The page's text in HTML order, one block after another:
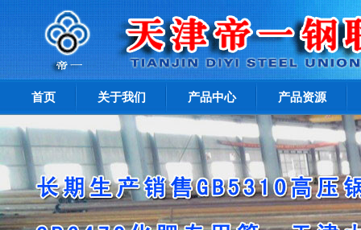
首页 关于我们 产品中心 产品资源